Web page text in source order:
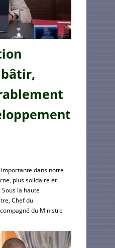
dans notre
plus solidaire et
la haute
Chef du
du Ministre